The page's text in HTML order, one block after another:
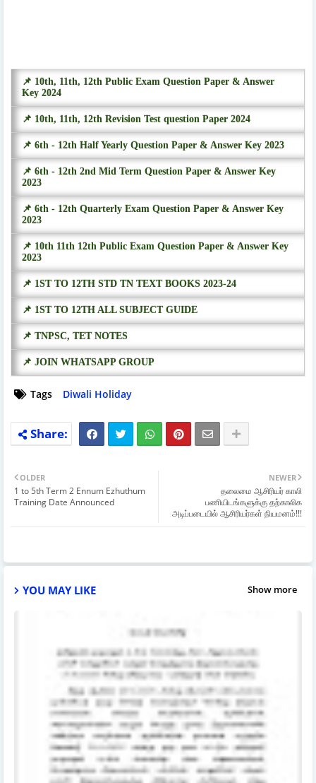
📌 10th, 11th, 12th Public Exam Question Paper & Answer
Key 2024
📌 10th, 11th, 12th Revision Test question Paper 2024
📌 6th - 12th Half Yearly Question Paper & Answer Key 2023
📌 6th - 12th 2nd Mid Term Question Paper & Answer Key
2023
📌 6th - 12th Quarterly Exam Question Paper & Answer Key
2023
📌 10th 11th 12th Public Exam Question Paper & Answer Key
2023
📌 1ST TO 12TH STD TN TEXT BOOKS 2023-24
📌 1ST TO 12TH ALL SUBJECT GUIDE
📌 TNPSC, TET NOTES
📌 JOIN WHATSAPP GROUP
Tags Diwali Holiday
NEWER
தலைமை ஆசிரியர் காலி
பணியிடங்களுக்கு தற்காலிக
அடிப்படையில் ஆசிரியர்கள் நியமனம்!!!
OLDER
1 to 5th Term 2 Ennum Ezhuthum
Training Date Announced
YOU MAY LIKE Show more